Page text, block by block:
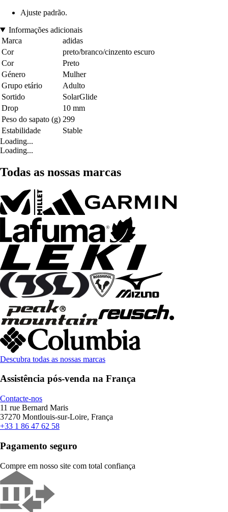
Ajuste padrão.
Informações adicionais
Marca
adidas
Cor
preto/branco/cinzento escuro
Cor
Preto
Género
Mulher
Grupo etário
Adulto
Sortido
SolarGlide
Drop
10 mm
Peso do sapato (g) 299
Estabilidade
Stable
Loading...
Loading...
Todas as nossas marcas
Descubra todas as nossas marcas
Assistência pós-venda na França
Contacte-nos
11 rue Bernard Maris
37270 Montlouis-sur-Loire, França
+33 1 86 47 62 58
Pagamento seguro
Compre em nosso site com total confiança